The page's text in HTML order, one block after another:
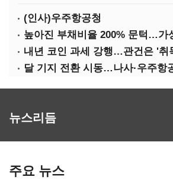
(인사)우주항공청
달 기지 전환 시동…나사·우주항
뉴스리듬
주요 뉴스